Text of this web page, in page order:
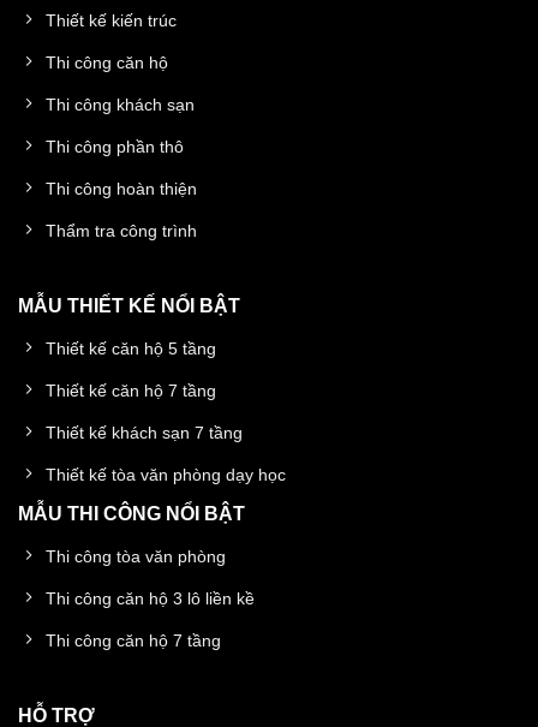
Thiết kế kiến trúc
Thi công căn hộ
Thi công khách sạn
Thi công phần thô
Thi công hoàn thiện
Thẩm tra công trình
MẪU THIẾT KẾ NỔI BẬT
Thiết kế căn hộ 5 tầng
Thiết kế căn hộ 7 tầng
Thiết kế khách sạn 7 tầng
Thiết kế tòa văn phòng dạy học
MẪU THI CÔNG NỔI BẬT
Thi công tòa văn phòng
Thi công căn hộ 3 lô liền kề
Thi công căn hộ 7 tầng
HỖ TRỢ